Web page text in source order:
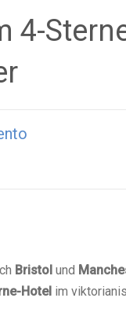
4-
Bristol und
Hotel im